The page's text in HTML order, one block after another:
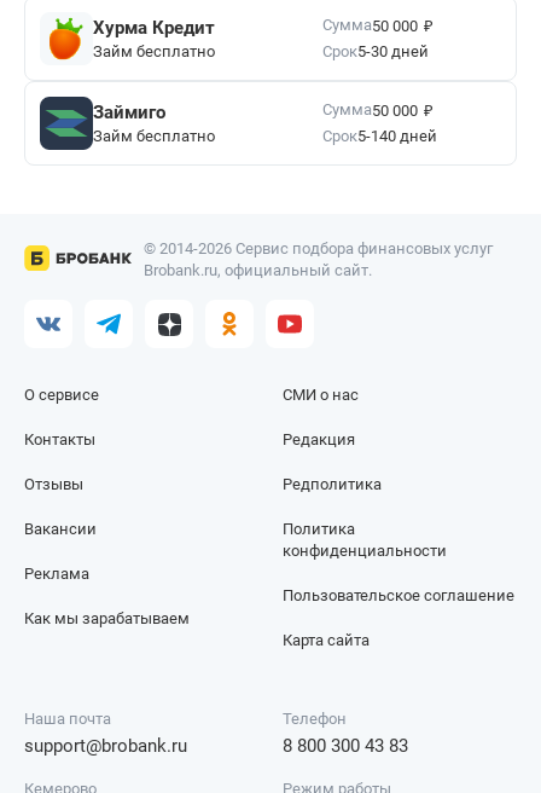
Хурма Кредит
Займ бесплатно
Сумма50 000 ₽
Срок5-30 дней
Займиго
Займ бесплатно
Сумма50 000 ₽
Срок5-140 дней
© 2014-2026 Сервис подбора финансовых услуг
Brobank.ru, официальный сайт.
О сервисе
Контакты
Отзывы
СМИ о нас
Редакция
Редполитика
Вакансии
Реклама
Как мы зарабатываем
Политика
конфиденциальности
Пользовательское соглашение
Карта сайта
Наша почта
support@brobank.ru
Телефон
8 800 300 43 83
Кемерово Режим работы